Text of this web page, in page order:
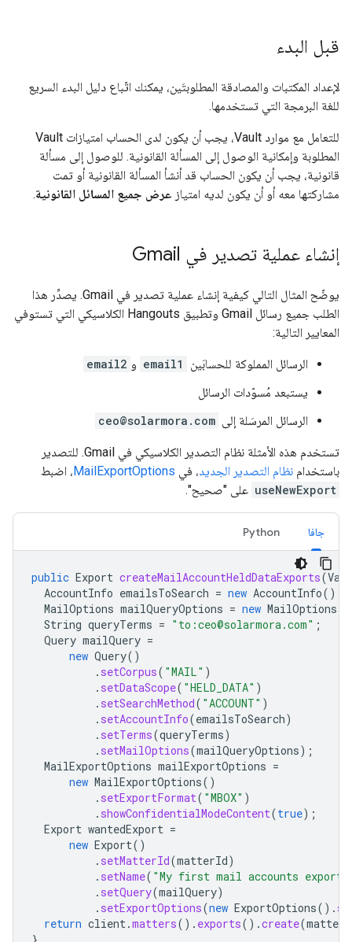
قبل البدء
لإعداد المكتبات والمصادقة المطلوبتَين، يمكنك اتّباع دليل البدء السريع
للغة البرمجة التي تستخدمها.
للتعامل مع موارد Vault، يجب أن يكون لدى الحساب امتيازات Vault
المطلوبة وإمكانية الوصول إلى المسألة القانونية. للوصول إلى مسألة
قانونية، يجب أن يكون الحساب قد أنشأ المسألة القانونية أو تمت
مشاركتها معه أو أن يكون لديه امتياز عرض جميع المسائل القانونية.
إنشاء عملية تصدير في Gmail
يوضّح المثال التالي كيفية إنشاء عملية تصدير في Gmail. يصدِّر هذا
الطلب جميع رسائل Gmail وتطبيق Hangouts الكلاسيكي التي تستوفي
المعايير التالية:
الرسائل المملوكة للحسابَين email1 و email2
يستبعد مُسوّدات الرسائل
الرسائل المرسَلة إلى ceo@solarmora.com
تستخدم هذه الأمثلة نظام التصدير الكلاسيكي في Gmail. للتصدير
باستخدام نظام التصدير الجديد، في MailExportOptions، اضبط
useNewExport على "صحيح".
جافا Python
public Export createMailAccountHeldDataExports(
AccountInfo emailsToSearch = new AccountInfo().
MailOptions mailQueryOptions = new MailOptions
String queryTerms = "to:ceo@solarmora.com" ;
Query mailQuery =
new Query()
. setCorpus( "MAIL" )
. setDataScope( "HELD_DATA" )
. setSearchMethod( "ACCOUNT" )
. setAccountInfo(emailsToSearch)
. setTerms(queryTerms)
. setMailOptions(mailQueryOptions);
MailExportOptions mailExportOptions =
new MailExportOptions()
. setExportFormat( "MBOX" )
. showConfidentialModeContent(true);
Export wantedExport =
new Export()
. setMatterId(matterId)
. setName( "My first mail accounts export"
. setQuery(mailQuery)
. setExportOptions(new ExportOptions().
return client.matters(). exports().create(matter